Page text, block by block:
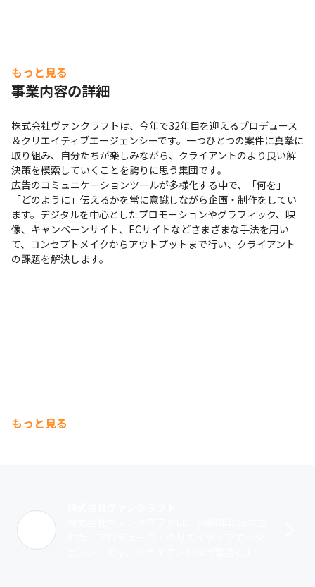
もっと見る
事業内容の詳細
株式会社ヴァンクラフトは、今年で32年目を迎えるプロデュース
＆クリエイティブエージェンシーです。一つひとつの案件に真摯に
取り組み、自分たちが楽しみながら、クライアントのより良い解
決策を模索していくことを誇りに思う集団です。
広告のコミュニケーションツールが多様化する中で、「何を」
「どのように」伝えるかを常に意識しながら企画・制作をしてい
ます。デジタルを中心としたプロモーションやグラフィック、映
像、キャンペーンサイト、ECサイトなどさまざまな手法を用い
て、コンセプトメイクからアウトプットまで行い、クライアント
の課題を解決します。
もっと見る